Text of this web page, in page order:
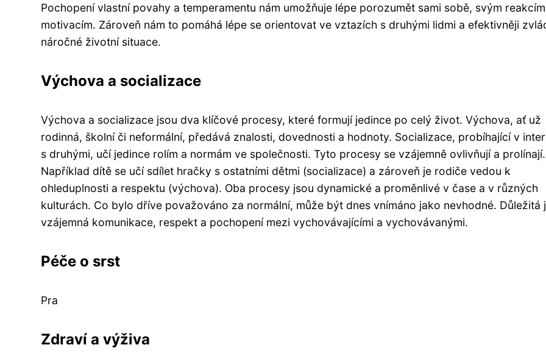
Pochopení vlastní povahy a temperamentu nám umožňuje lépe porozumět sami sobě, svým
motivacím. Zároveň nám to pomáhá lépe se orientovat ve vztazích s druhými lidmi a efektivněji
náročné životní situace.
Výchova a socializace
Výchova a socializace jsou dva klíčové procesy, které formují jedince po celý život. Výchova, ať už
rodinná, školní či neformální, předává znalosti, dovednosti a hodnoty. Socializace, probíhající v
s druhými, učí jedince rolím a normám ve společnosti. Tyto procesy se vzájemně ovlivňují a prolínají.
Například dítě se učí sdílet hračky s ostatními dětmi (socializace) a zároveň je rodiče vedou k
ohleduplnosti a respektu (výchova). Oba procesy jsou dynamické a proměnlivé v čase a v různých
kulturách. Co bylo dříve považováno za normální, může být dnes vnímáno jako nevhodné. Důležitá
vzájemná komunikace, respekt a pochopení mezi vychovávajícími a vychovávanými.
Péče o srst
Pra
Zdraví a výživa